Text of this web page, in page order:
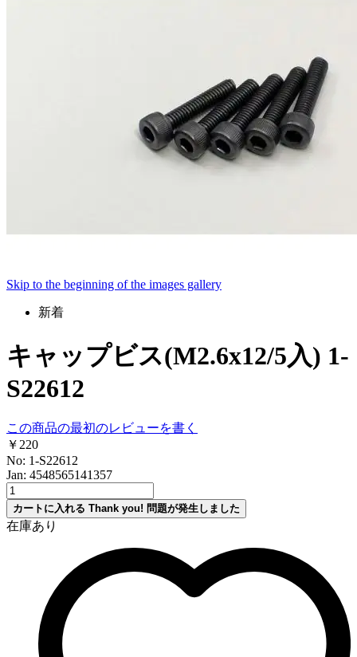
Skip to the beginning of the images gallery
新着
キャップビス(M2.6x12/5入) 1-
S22612
この商品の最初のレビューを書く
￥220
No: 1-S22612
Jan: 4548565141357
カートに入れる Thank you! 問題が発生しました
在庫あり